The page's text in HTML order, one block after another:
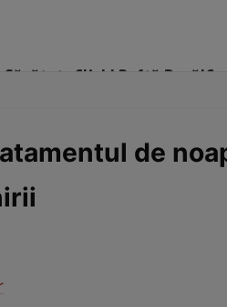
Click! Poftă Bună!
de